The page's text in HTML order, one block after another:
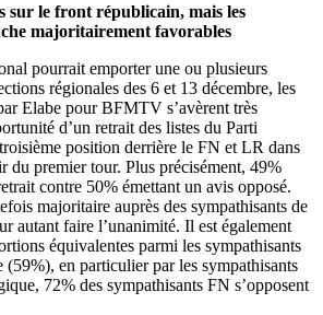
sur le front républicain, mais les
majoritairement favorables
pourrait emporter une ou plusieurs
régionales des 6 et 13 décembre, les
Elabe pour BFMTV s’avèrent très
d’un retrait des listes du Parti
position derrière le FN et LR dans
du premier tour. Plus précisément, 49%
contre 50% émettant un avis opposé.
majoritaire auprès des sympathisants de
autant faire l’unanimité. Il est également
équivalentes parmi les sympathisants
(59%), en particulier par les sympathisants
72% des sympathisants FN s’opposent